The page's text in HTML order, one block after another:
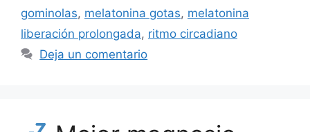
gominolas, melatonina gotas, melatonina
liberación prolongada, ritmo circadiano
Deja un comentario